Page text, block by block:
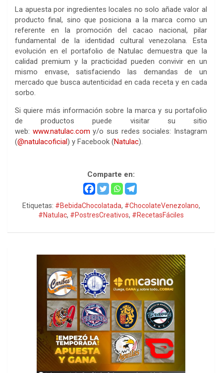
La apuesta por ingredientes locales no solo añade valor al
producto final, sino que posiciona a la marca como un
referente en la promoción del cacao nacional, pilar
fundamental de la identidad cultural venezolana. Esta
evolución en el portafolio de Natulac demuestra que la
calidad premium y la practicidad pueden convivir en un
mismo envase, satisfaciendo las demandas de un
mercado que busca autenticidad en cada receta y en cada
sorbo.
Si quiere más información sobre la marca y su portafolio
de productos puede visitar su sitio
web: www.natulac.com y/o sus redes sociales: Instagram
(@natulacoficial) y Facebook (Natulac).
Comparte en:
Etiquetas: #BebidaChocolatada, #ChocolateVenezolano,
#Natulac, #PostresCreativos, #RecetasFáciles